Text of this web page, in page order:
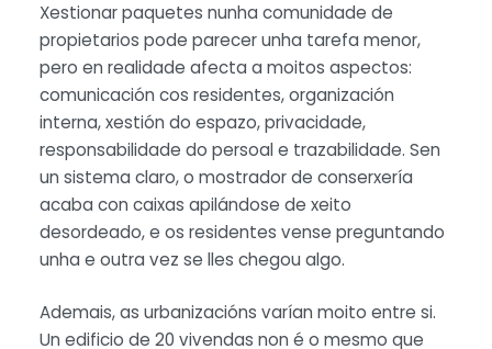
Xestionar paquetes nunha comunidade de
propietarios pode parecer unha tarefa menor,
pero en realidade afecta a moitos aspectos:
comunicación cos residentes, organización
interna, xestión do espazo, privacidade,
responsabilidade do persoal e trazabilidade. Sen
un sistema claro, o mostrador de conserxería
acaba con caixas apilándose de xeito
desordeado, e os residentes vense preguntando
unha e outra vez se lles chegou algo.
Ademais, as urbanizacións varían moito entre si.
Un edificio de 20 vivendas non é o mesmo que